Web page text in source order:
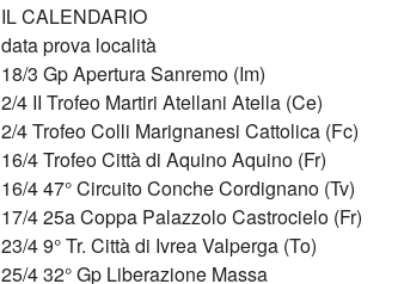
IL CALENDARIO
data prova località
18/3 Gp Apertura Sanremo (Im)
2/4 II Trofeo Martiri Atellani Atella (Ce)
2/4 Trofeo Colli Marignanesi Cattolica (Fc)
16/4 Trofeo Città di Aquino Aquino (Fr)
16/4 47° Circuito Conche Cordignano (Tv)
17/4 25a Coppa Palazzolo Castrocielo (Fr)
23/4 9° Tr. Città di Ivrea Valperga (To)
25/4 32° Gp Liberazione Massa